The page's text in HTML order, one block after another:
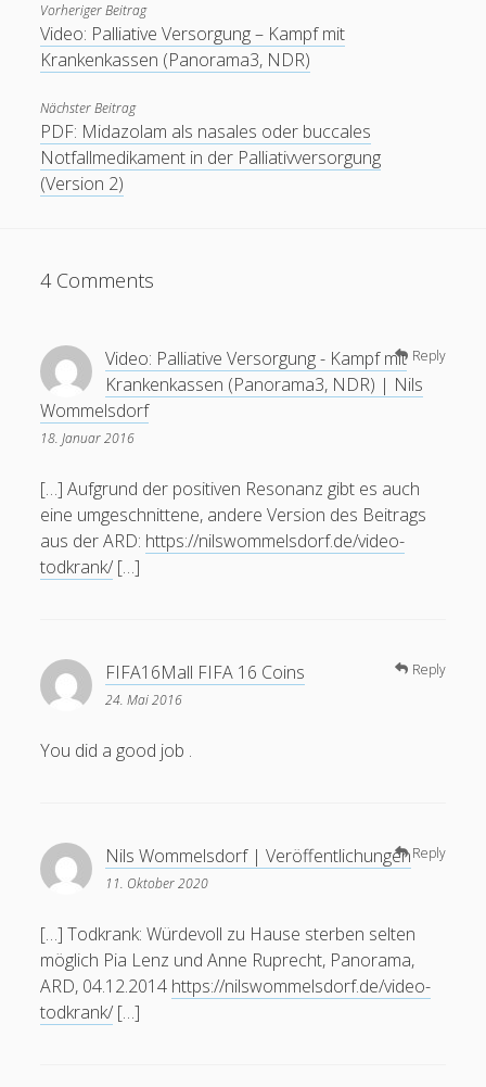
Vorheriger Beitrag
Video: Palliative Versorgung – Kampf mit
Krankenkassen (Panorama3, NDR)
Nächster Beitrag
PDF: Midazolam als nasales oder buccales
Notfallmedikament in der Palliativversorgung
(Version 2)
4 Comments
Video: Palliative Versorgung - Kampf mit
Krankenkassen (Panorama3, NDR) | Nils
Wommelsdorf
18. Januar 2016
[…] Aufgrund der positiven Resonanz gibt es auch
eine umgeschnittene, andere Version des Beitrags
aus der ARD: https://nilswommelsdorf.de/video-
todkrank/ […]
Reply
FIFA16Mall FIFA 16 Coins
24. Mai 2016
You did a good job .
Reply
Nils Wommelsdorf | Veröffentlichungen
11. Oktober 2020
[…] Todkrank: Würdevoll zu Hause sterben selten
möglich Pia Lenz und Anne Ruprecht, Panorama,
ARD, 04.12.2014 https://nilswommelsdorf.de/video-
todkrank/ […]
Reply